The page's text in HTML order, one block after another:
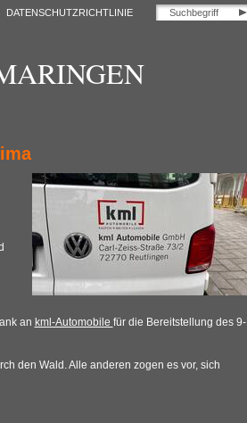
DATENSCHUTZRICHTLINIE
an kml-Automobile für die Bereitstellung des 9-
den Wald. Alle anderen zogen es vor, sich